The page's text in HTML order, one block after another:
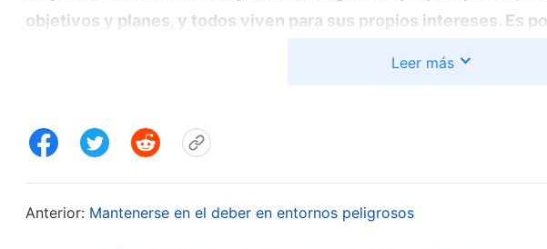
objetivos y planes, y todos viven para sus propios intereses. Es
verdad; lo que sí reina y manda en ello es un carácter satánico
acciones no fueran diferentes a los de los no creyentes, si un
Leer más
Anterior: Mantenerse en el deber en entornos peligrosos